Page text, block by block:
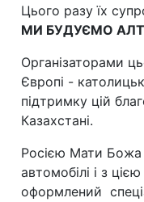
Цього разу їх
МИ БУДУЄМО
Організаторами
Європі -
підтримку цій
Казахстані.
Росією Мати Божа
автомобілі і з
оформлений